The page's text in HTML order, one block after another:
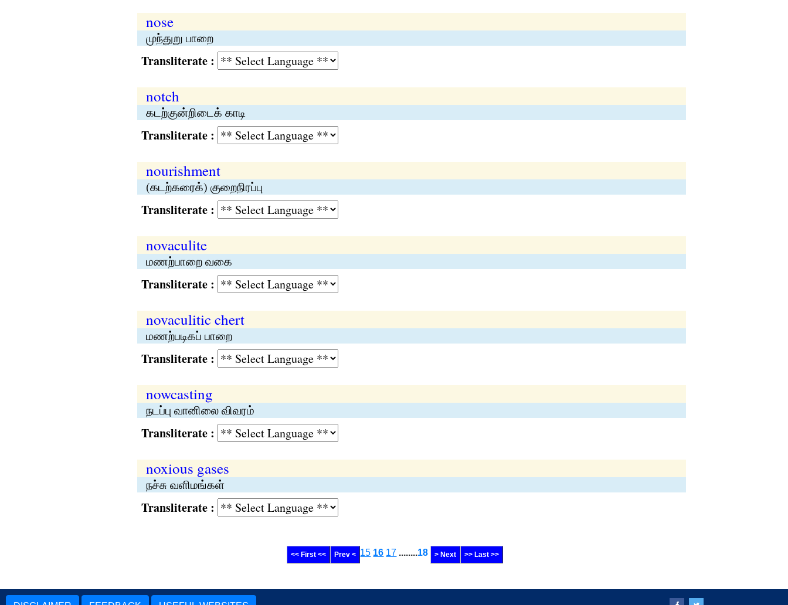
nose
முந்துறு பாறை
Transliterate :
notch
கடற்குன்றிடைக் காடி
Transliterate :
nourishment
(கடற்கரைக்) குறைநிரப்பு
Transliterate :
novaculite
மணற்பாறை வகை
Transliterate :
novaculitic chert
மணற்படிகப் பாறை
Transliterate :
nowcasting
நடப்பு வானிலை விவரம்
Transliterate :
noxious gases
நச்சு வளிமங்கள்
Transliterate :
<< First << Prev < 15 16 17 ........18 > Next >> Last >>